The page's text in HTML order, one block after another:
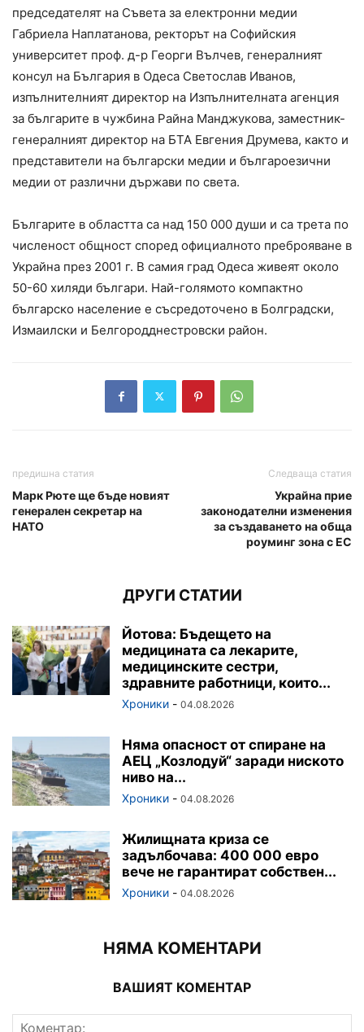
председателят на Съвета за електронни медии
Габриела Наплатанова, ректорът на Софийския
университет проф. д-р Георги Вълчев, генералният
консул на България в Одеса Светослав Иванов,
изпълнителният директор на Изпълнителната агенция
за българите в чужбина Райна Манджукова, заместник-
генералният директор на БТА Евгения Друмева, както и
представители на български медии и българоезични
медии от различни държави по света.
Българите в областта са над 150 000 души и са трета по
численост общност според официалното преброяване в
Украйна през 2001 г. В самия град Одеса живеят около
50-60 хиляди българи. Най-голямото компактно
българско население е съсредоточено в Болградски,
Измаилски и Белгородднестровски район.
предишна статия
Марк Рюте ще бъде новият
генерален секретар на
НАТО
Следваща статия
Украйна прие
законодателни изменения
за създаването на обща
роуминг зона с ЕС
ДРУГИ СТАТИИ
Йотова: Бъдещето на
медицината са лекарите,
медицинските сестри,
здравните работници, които...
Хроники - 04.08.2026
Няма опасност от спиране на
АЕЦ „Козлодуй“ заради ниското
ниво на...
Хроники - 04.08.2026
Жилищната криза се
задълбочава: 400 000 евро
вече не гарантират собствен...
Хроники - 04.08.2026
НЯМА КОМЕНТАРИ
ВАШИЯТ КОМЕНТАР